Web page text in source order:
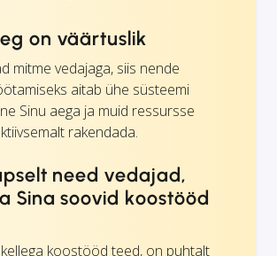
on väärtuslik
mitme vedajaga, siis nende
aitab ühe süsteemi
Sinu aega ja muid ressursse
rakendada.
need vedajad,
Sina soovid koostööd
koostööd teed, on puhtalt